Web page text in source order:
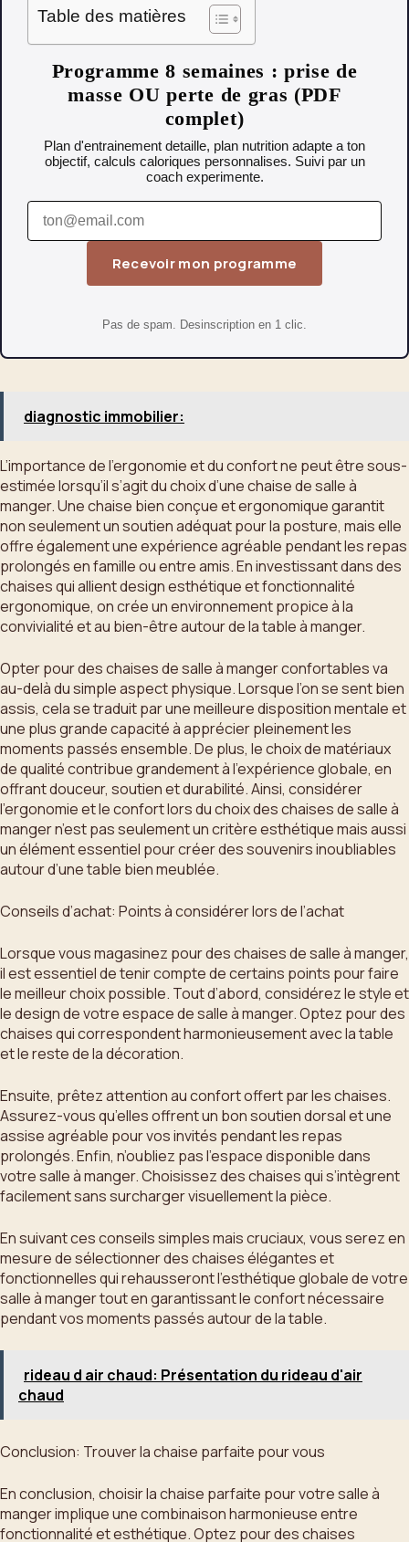
Table des matières
Programme 8 semaines : prise de
masse OU perte de gras (PDF
complet)
Plan d'entrainement detaille, plan nutrition adapte a ton
objectif, calculs caloriques personnalises. Suivi par un
coach experimente.
Recevoir mon programme
Pas de spam. Desinscription en 1 clic.
diagnostic immobilier:
L’importance de l’ergonomie et du confort ne peut être sous-
estimée lorsqu’il s’agit du choix d’une chaise de salle à
manger. Une chaise bien conçue et ergonomique garantit
non seulement un soutien adéquat pour la posture, mais elle
offre également une expérience agréable pendant les repas
prolongés en famille ou entre amis. En investissant dans des
chaises qui allient design esthétique et fonctionnalité
ergonomique, on crée un environnement propice à la
convivialité et au bien-être autour de la table à manger.
Opter pour des chaises de salle à manger confortables va
au-delà du simple aspect physique. Lorsque l’on se sent bien
assis, cela se traduit par une meilleure disposition mentale et
une plus grande capacité à apprécier pleinement les
moments passés ensemble. De plus, le choix de matériaux
de qualité contribue grandement à l’expérience globale, en
offrant douceur, soutien et durabilité. Ainsi, considérer
l’ergonomie et le confort lors du choix des chaises de salle à
manger n’est pas seulement un critère esthétique mais aussi
un élément essentiel pour créer des souvenirs inoubliables
autour d’une table bien meublée.
Conseils d’achat: Points à considérer lors de l’achat
Lorsque vous magasinez pour des chaises de salle à manger,
il est essentiel de tenir compte de certains points pour faire
le meilleur choix possible. Tout d’abord, considérez le style et
le design de votre espace de salle à manger. Optez pour des
chaises qui correspondent harmonieusement avec la table
et le reste de la décoration.
Ensuite, prêtez attention au confort offert par les chaises.
Assurez-vous qu’elles offrent un bon soutien dorsal et une
assise agréable pour vos invités pendant les repas
prolongés. Enfin, n’oubliez pas l’espace disponible dans
votre salle à manger. Choisissez des chaises qui s’intègrent
facilement sans surcharger visuellement la pièce.
En suivant ces conseils simples mais cruciaux, vous serez en
mesure de sélectionner des chaises élégantes et
fonctionnelles qui rehausseront l’esthétique globale de votre
salle à manger tout en garantissant le confort nécessaire
pendant vos moments passés autour de la table.
rideau d air chaud: Présentation du rideau d'air
chaud
Conclusion: Trouver la chaise parfaite pour vous
En conclusion, choisir la chaise parfaite pour votre salle à
manger implique une combinaison harmonieuse entre
fonctionnalité et esthétique. Optez pour des chaises